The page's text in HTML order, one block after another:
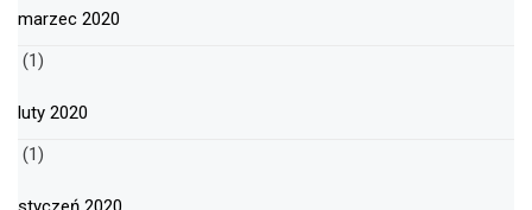
marzec 2020
(1)
luty 2020
(1)